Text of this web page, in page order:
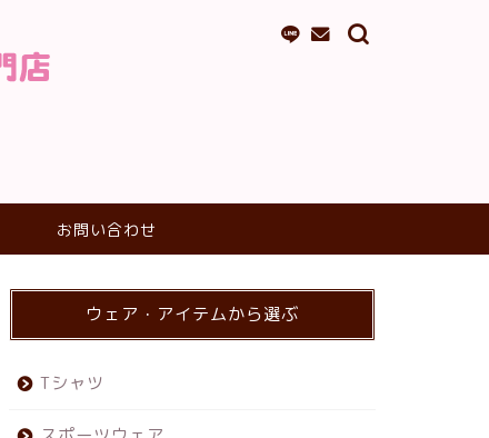
お問い合わせ
ウェア・アイテムから選ぶ
Tシャツ